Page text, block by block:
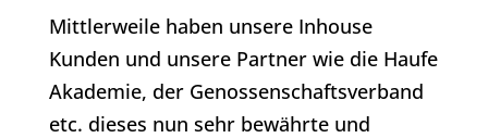
Mittlerweile haben unsere Inhouse
Kunden und unsere Partner wie die Haufe
Akademie, der Genossenschaftsverband
etc. dieses nun sehr bewährte und